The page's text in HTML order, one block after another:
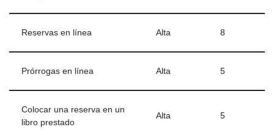
Reservas en línea Alta 8
Prórrogas en línea Alta 5
Colocar una reserva en un
libro prestado
Alta 5